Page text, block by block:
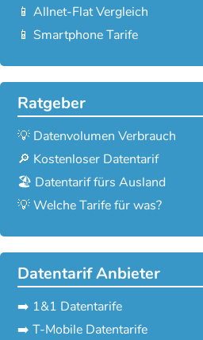
📱 Allnet-Flat Vergleich
📱 Smartphone Tarife
Ratgeber
💡 Datenvolumen Verbrauch
🔎 Kostenloser Datentarif
🏖️ Datentarif fürs Ausland
💡 Welche Tarife für was?
Datentarif Anbieter
➡️ 1&1 Datentarife
➡️ T-Mobile Datentarife